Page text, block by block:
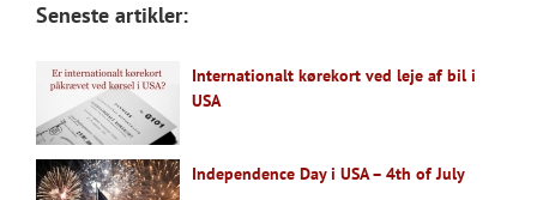
Seneste artikler:
Internationalt kørekort ved leje af bil i
USA
Independence Day i USA – 4th of July